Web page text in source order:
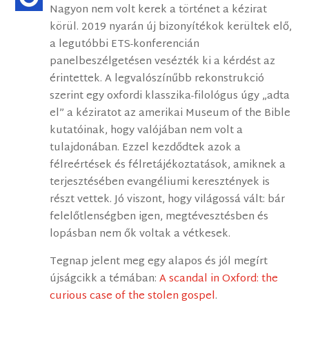
Nagyon nem volt kerek a történet a kézirat
körül. 2019 nyarán új bizonyítékok kerültek elő,
a legutóbbi ETS-konferencián
panelbeszélgetésen vesézték ki a kérdést az
érintettek. A legvalószínűbb rekonstrukció
szerint egy oxfordi klasszika-filológus úgy „adta
el” a kéziratot az amerikai Museum of the Bible
kutatóinak, hogy valójában nem volt a
tulajdonában. Ezzel kezdődtek azok a
félreértések és félretájékoztatások, amiknek a
terjesztésében evangéliumi keresztények is
részt vettek. Jó viszont, hogy világossá vált: bár
felelőtlenségben igen, megtévesztésben és
lopásban nem ők voltak a vétkesek.
Tegnap jelent meg egy alapos és jól megírt
újságcikk a témában:A scandal in Oxford: the
curious case of the stolen gospel.